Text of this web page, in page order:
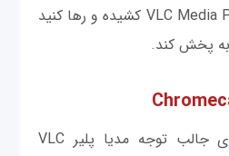
مستقیما به پنجره VLC Media Player کشیده و رها کنید
به پخش کند.
یکی دیگر از قابلیت‌های جالب توجه مدیا پلیر VLC